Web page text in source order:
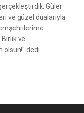
Güler
ve güzel dualarıyla
ve
olsun!" dedi.